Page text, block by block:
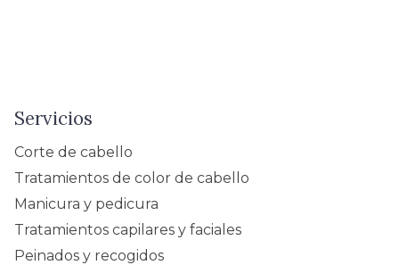
Servicios
Corte de cabello
Tratamientos de color de cabello
Manicura y pedicura
Tratamientos capilares y faciales
Peinados y recogidos